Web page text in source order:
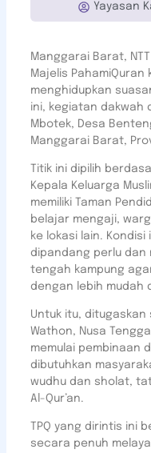
Yayasan
Manggarai Barat,
Majelis
menghidupkan
ini, kegiatan dakwah
Mbotek, Desa
Manggarai Barat,
Titik ini dipilih
Kepala Keluarga
memiliki Taman
belajar mengaji,
ke lokasi lain.
dipandang perlu dan
tengah kampung
dengan lebih mudah
Untuk itu, ditugaskan
Wathon, Nusa
memulai pembinaan
dibutuhkan
wudhu dan sholat,
Al-Qur’an.
TPQ yang dirintis ini
secara penuh